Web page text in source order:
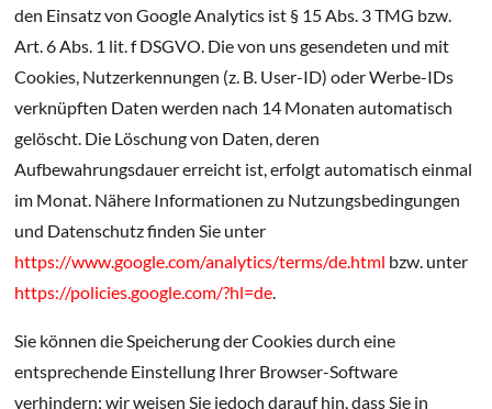
den Einsatz von Google Analytics ist § 15 Abs. 3 TMG bzw.
Art. 6 Abs. 1 lit. f DSGVO. Die von uns gesendeten und mit
Cookies, Nutzerkennungen (z. B. User-ID) oder Werbe-IDs
verknüpften Daten werden nach 14 Monaten automatisch
gelöscht. Die Löschung von Daten, deren
Aufbewahrungsdauer erreicht ist, erfolgt automatisch einmal
im Monat. Nähere Informationen zu Nutzungsbedingungen
und Datenschutz finden Sie unter
https://www.google.com/analytics/terms/de.html bzw. unter
https://policies.google.com/?hl=de
Sie können die Speicherung der Cookies durch eine
entsprechende Einstellung Ihrer Browser-Software
verhindern; wir weisen Sie jedoch darauf hin, dass Sie in